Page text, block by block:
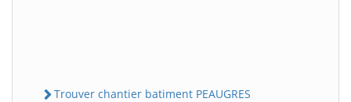
Trouver chantier batiment PEAUGRES